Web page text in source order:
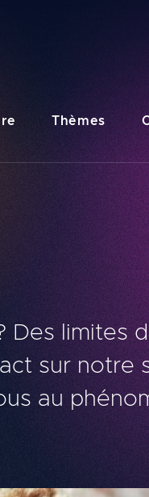
Thèmes
Des limites
sur notre
au